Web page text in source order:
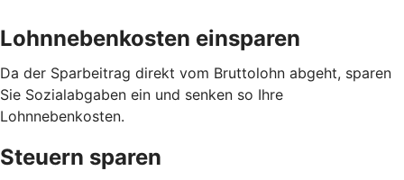
Lohnnebenkosten einsparen
Da der Sparbeitrag direkt vom Bruttolohn abgeht, sparen
Sie Sozialabgaben ein und senken so Ihre
Lohnnebenkosten.
Steuern sparen